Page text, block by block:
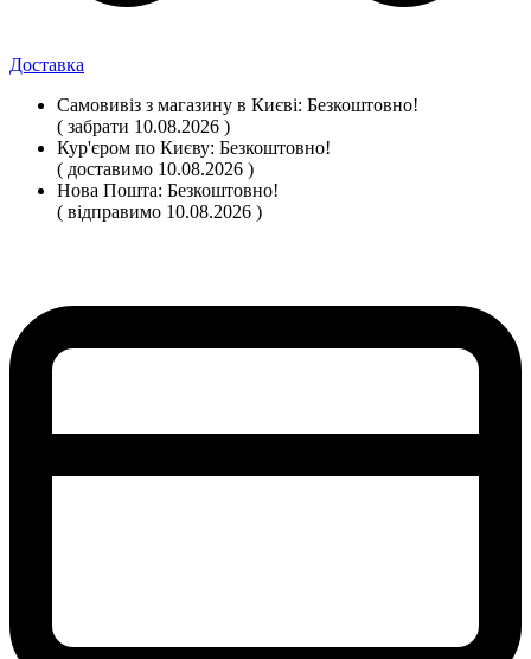
Доставка
Самовивіз з магазину в Києві: Безкоштовно!
( забрати 10.08.2026 )
Кур'єром по Києву: Безкоштовно!
( доставимо 10.08.2026 )
Нова Пошта: Безкоштовно!
( відправимо 10.08.2026 )